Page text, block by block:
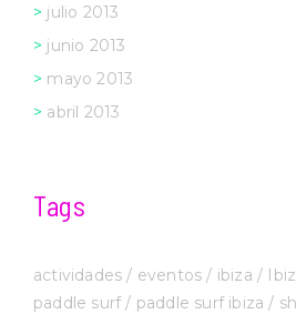
julio 2013
junio 2013
mayo 2013
abril 2013
Tags
actividades eventos ibiza
paddle surf
paddle surf ibiza